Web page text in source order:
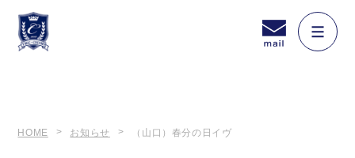
HOME お知らせ （山口）春分の日イヴ